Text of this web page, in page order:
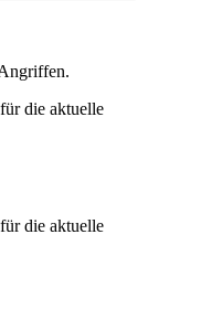
die aktuelle
die aktuelle